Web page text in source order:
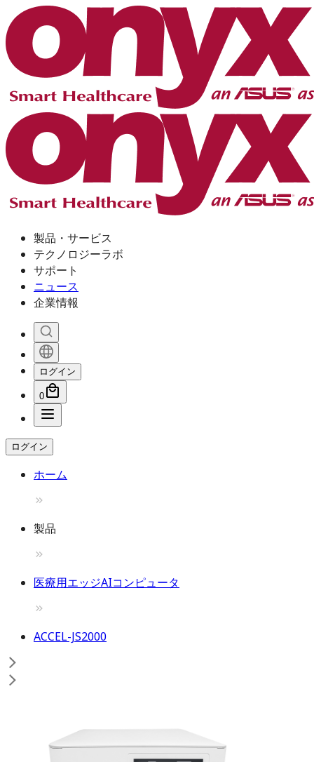
製品・サービス
テクノロジーラボ
サポート
ニュース
企業情報
ログイン
0
ログイン
ホーム
製品
医療用エッジAIコンピュータ
ACCEL-JS2000